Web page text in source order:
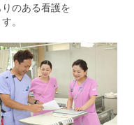
のある看護を
。